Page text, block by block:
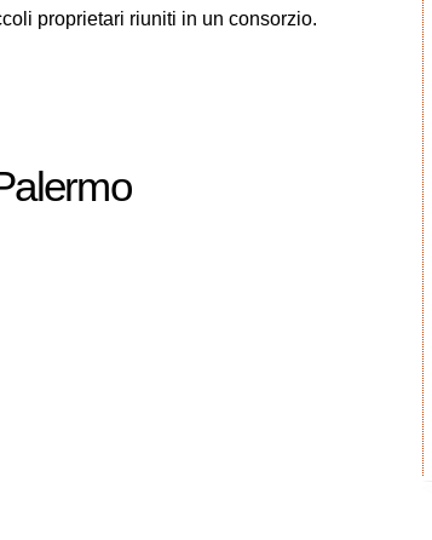
proprietari riuniti in un consorzio.